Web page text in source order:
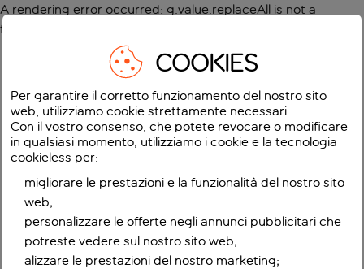
A rendering error occurred: g.value.replaceAll is not a
function
COOKIES
Per garantire il corretto funzionamento del nostro sito
web, utilizziamo cookie strettamente necessari.
Con il vostro consenso, che potete revocare o modificare
in qualsiasi momento, utilizziamo i cookie e la tecnologia
cookieless per:
migliorare le prestazioni e la funzionalità del nostro sito
web;
personalizzare le offerte negli annunci pubblicitari che
potreste vedere sul nostro sito web;
alizzare le prestazioni del nostro marketing;